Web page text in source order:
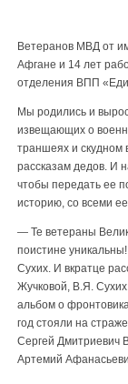
Ветеранов МВД от
Афгане и 14 лет
отделения ВПП
Мы родились и
извещающих о
траншеях и скудном
рассказам дедов. И
чтобы передать ее
историю, со всеми
— Те ветераны
поистине
Сухих. И вкратце
Жучковой, В.Я.
альбом о
год стояли на
Сергей Дмитриевич
Артемий